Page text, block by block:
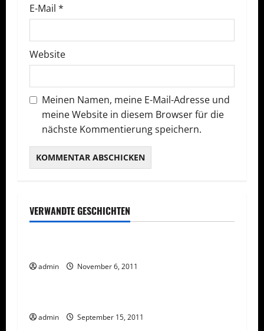
i
o
n
E-Mail *
Website
Meinen Namen, meine E-Mail-Adresse und
meine Website in diesem Browser für die
nächste Kommentierung speichern.
VERWANDTE GESCHICHTEN
Rechtliches Vorsicht Risiko!
admin November 6, 2011
Rechtliches Vorsicht Risiko!
admin September 15, 2011
Rechtliches Vorsicht Risiko!